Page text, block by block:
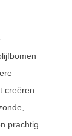
creëren
prachtig